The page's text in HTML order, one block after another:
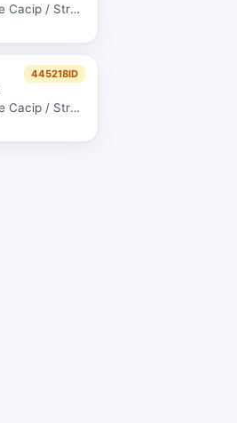
Strada Consortile Cacip / Strada 4 Corsie Dx - 290 Mt. Prima Della Galleria
445218ID
Strada Consortile Cacip / Strada 4 Corsie Dx